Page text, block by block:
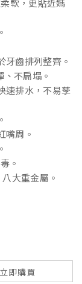
軟，更貼近媽
齒排列整齊。
不扁塌。
速排水，不易孳
嘴周。
。
大重金屬。
立即購買